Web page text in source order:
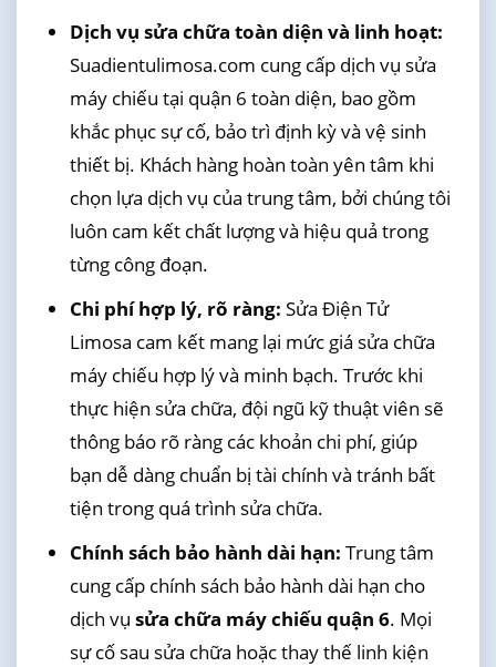
Dịch vụ sửa chữa toàn diện và linh hoạt:
Suadientulimosa.com cung cấp dịch vụ sửa
máy chiếu tại quận 6 toàn diện, bao gồm
khắc phục sự cố, bảo trì định kỳ và vệ sinh
thiết bị. Khách hàng hoàn toàn yên tâm khi
chọn lựa dịch vụ của trung tâm, bởi chúng tôi
luôn cam kết chất lượng và hiệu quả trong
từng công đoạn.
Chi phí hợp lý, rõ ràng: Sửa Điện Tử
Limosa cam kết mang lại mức giá sửa chữa
máy chiếu hợp lý và minh bạch. Trước khi
thực hiện sửa chữa, đội ngũ kỹ thuật viên sẽ
thông báo rõ ràng các khoản chi phí, giúp
bạn dễ dàng chuẩn bị tài chính và tránh bất
tiện trong quá trình sửa chữa.
Chính sách bảo hành dài hạn: Trung tâm
cung cấp chính sách bảo hành dài hạn cho
dịch vụ sửa chữa máy chiếu quận 6. Mọi
sự cố sau sửa chữa hoặc thay thế linh kiện